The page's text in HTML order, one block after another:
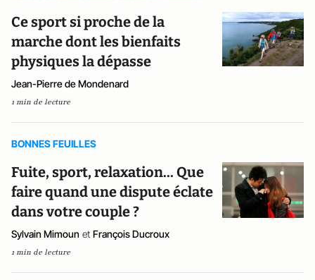
Ce sport si proche de la
marche dont les bienfaits
physiques la dépasse
Jean-Pierre de Mondenard
1 min de lecture
BONNES FEUILLES
Fuite, sport, relaxation... Que
faire quand une dispute éclate
dans votre couple ?
Sylvain Mimoun et François Ducroux
1 min de lecture